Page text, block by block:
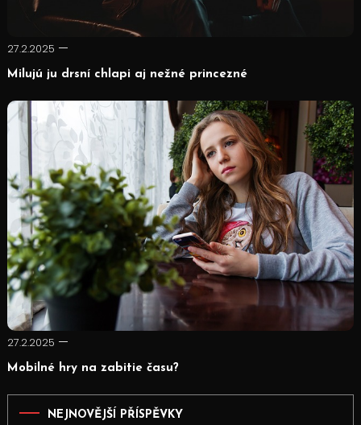
27.2.2025
Milujú ju drsní chlapi aj nežné princezné
27.2.2025
Mobilné hry na zabitie času?
NEJNOVĚJŠÍ PŘÍSPĚVKY